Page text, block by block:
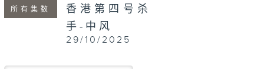
所有集数
香港第四号杀
手-中风
29/10/2025